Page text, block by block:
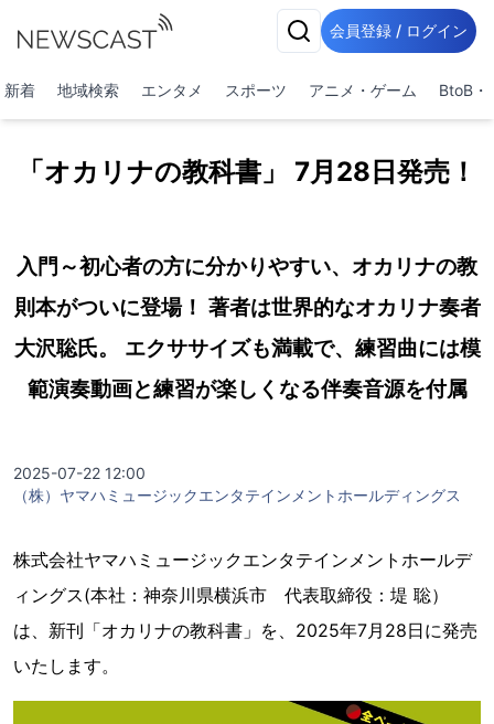
会員登録 / ログイン
新着 地域検索 エンタメ スポーツ アニメ・ゲーム BtoB・
「オカリナの教科書」 7月28日発売！
入門～初心者の方に分かりやすい、オカリナの教
則本がついに登場！ 著者は世界的なオカリナ奏者
大沢聡氏。 エクササイズも満載で、練習曲には模
範演奏動画と練習が楽しくなる伴奏音源を付属
2025-07-22 12:00
（株）ヤマハミュージックエンタテインメントホールディングス
株式会社ヤマハミュージックエンタテインメントホールデ
ィングス(本社：神奈川県横浜市 代表取締役：堤 聡）
は、新刊「オカリナの教科書」を、2025年7月28日に発売
いたします。